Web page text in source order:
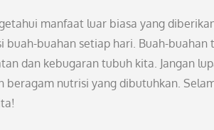
manfaat luar biasa yang
buah-buahan setiap hari. Buah-
dan kebugaran tubuh kita. Jangan
beragam nutrisi yang dibutuhkan.